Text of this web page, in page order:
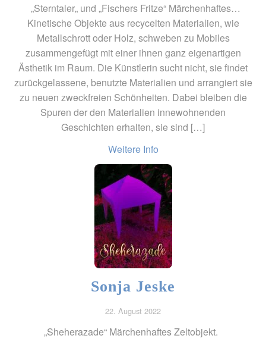
„Sterntaler„ und „Fischers Fritze“ Märchenhaftes…
Kinetische Objekte aus recycelten Materialien, wie
Metallschrott oder Holz, schweben zu Mobiles
zusammengefügt mit einer ihnen ganz eigenartigen
Ästhetik im Raum. Die Künstlerin sucht nicht, sie findet
zurückgelassene, benutzte Materialien und arrangiert sie
zu neuen zweckfreien Schönheiten. Dabei bleiben die
Spuren der den Materialien innewohnenden
Geschichten erhalten, sie sind […]
Weitere Info
Sonja Jeske
22. August 2022
„Sheherazade“ Märchenhaftes Zeltobjekt.